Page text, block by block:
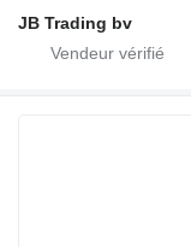
JB Trading bv